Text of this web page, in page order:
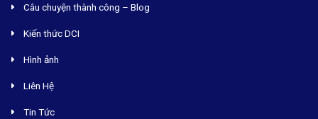
Câu chuyện thành công – Blog
Kiến thức DCI
Hình ảnh
Liên Hệ
Tin Tức